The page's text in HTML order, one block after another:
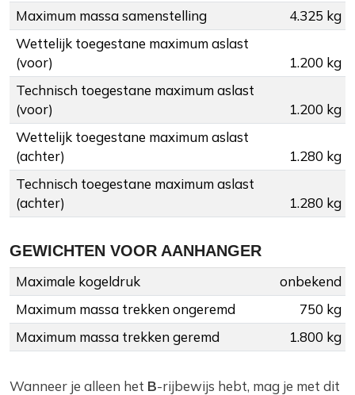
Maximum massa samenstelling
4.325 kg
Wettelijk toegestane maximum aslast
(voor)
1.200 kg
Technisch toegestane maximum aslast
(voor)
1.200 kg
Wettelijk toegestane maximum aslast
(achter)
1.280 kg
Technisch toegestane maximum aslast
(achter)
1.280 kg
GEWICHTEN VOOR AANHANGER
Maximale kogeldruk
onbekend
Maximum massa trekken ongeremd
750 kg
Maximum massa trekken geremd
1.800 kg
Wanneer je alleen het B-rijbewijs hebt, mag je met dit